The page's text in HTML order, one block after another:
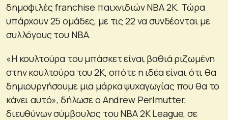
δημοφιλές franchise παιχνιδιών NBA 2K. Τώρα
υπάρχουν 25 ομάδες, με τις 22 να συνδέονται με
συλλόγους του ΝΒΑ.
«Η κουλτούρα του μπάσκετ είναι βαθιά ριζωμένη
στην κουλτούρα του 2K, οπότε η ιδέα είναι ότι θα
δημιουργήσουμε μια μάρκα ψυχαγωγίας που θα το
κάνει αυτό», δήλωσε ο Andrew Perlmutter,
διευθύνων σύμβουλος του NBA 2K League, σε